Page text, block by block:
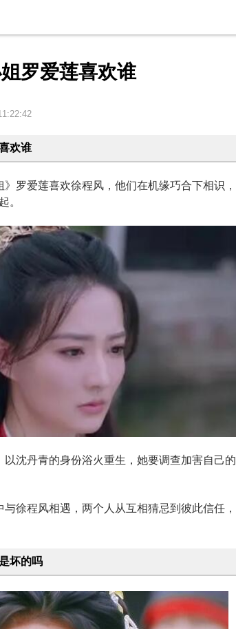
罗爱莲喜欢谁
欢谁
爱莲喜欢徐程风，他们在机缘巧合下相识，
。
沈丹青的身份浴火重生，她要调查加害自己的
程风相遇，两个人从互相猜忌到彼此信任，
坏的吗